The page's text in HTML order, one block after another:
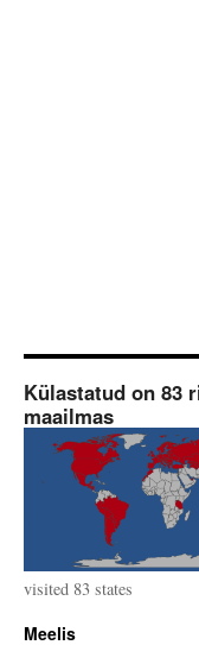
Külastatud on 83
maailmas
visited 83 states
Meelis